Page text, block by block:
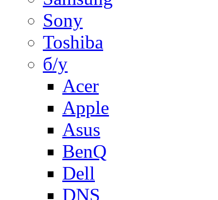
Sony
Toshiba
б/у
Acer
Apple
Asus
BenQ
Dell
DNS